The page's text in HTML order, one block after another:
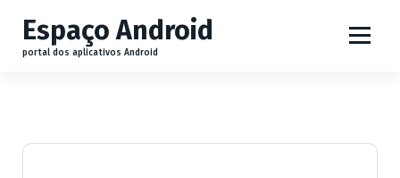
Espaço Android
portal dos aplicativos Android